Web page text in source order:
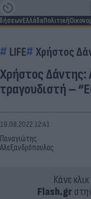
ΕλλάδαΠολιτική
LIFE Χρήστος
Χρήστος Δάντης:
τραγουδιστή –
Παναγιώτης
Αλεξανδρόπουλος
19.08.2022 12:41
Κάνε
Flash.gr